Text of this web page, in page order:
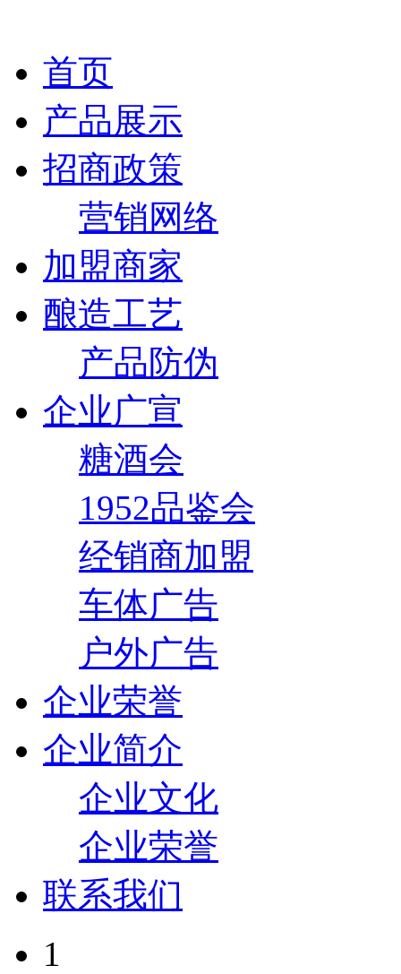
首页
产品展示
招商政策
营销网络
加盟商家
酿造工艺
产品防伪
企业广宣
糖酒会
1952品鉴会
经销商加盟
车体广告
户外广告
企业荣誉
企业简介
企业文化
企业荣誉
联系我们
1